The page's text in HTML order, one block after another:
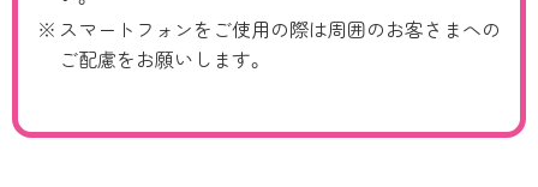
スマートフォンをご使用の際は周囲のお客さまへの
ご配慮をお願いします。